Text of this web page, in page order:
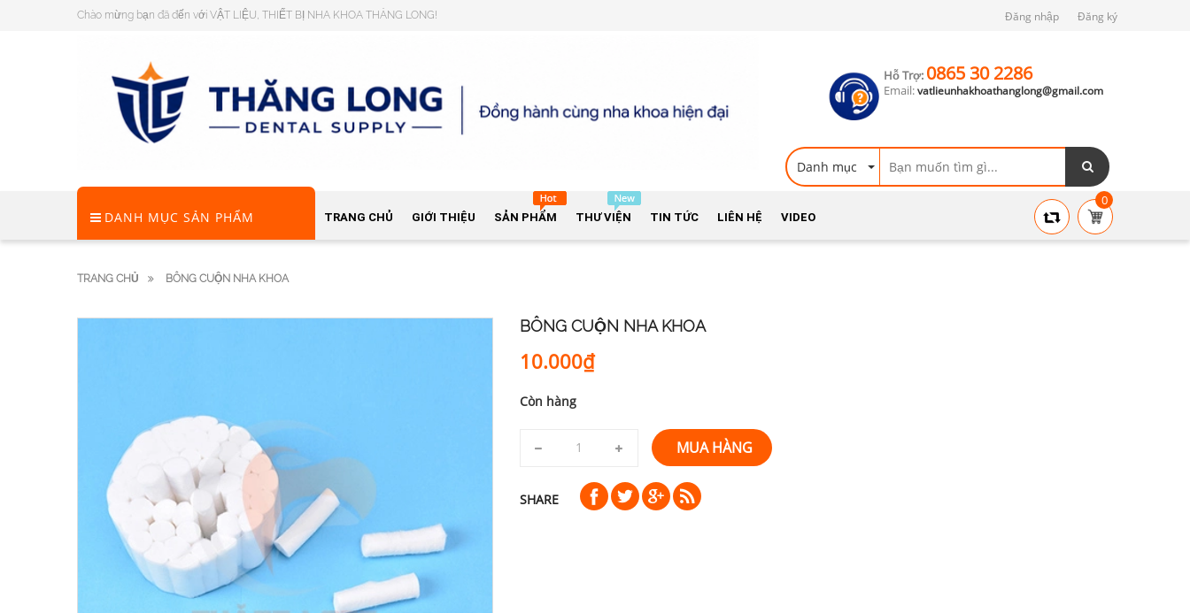
Chào mừng bạn đã đến với VẬT LIỆU, THIẾT BỊ NHA KHOA THĂNG LONG! Đăng nhập Đăng ký
Hỗ Trợ: 0865 30 2286
Email:vatlieunhakhoathanglong@gmail.com
Danh mục
DANH MỤC SẢN PHẨM TRANG CHỦ GIỚI THIỆU SẢN PHẨM THƯ VIỆN TIN TỨC LIÊN HỆ VIDEO
0
TRANG CHỦ BÔNG CUỘN NHA KHOA
BÔNG CUỘN NHA KHOA
10.000₫
Còn hàng
MUA HÀNG
SHARE